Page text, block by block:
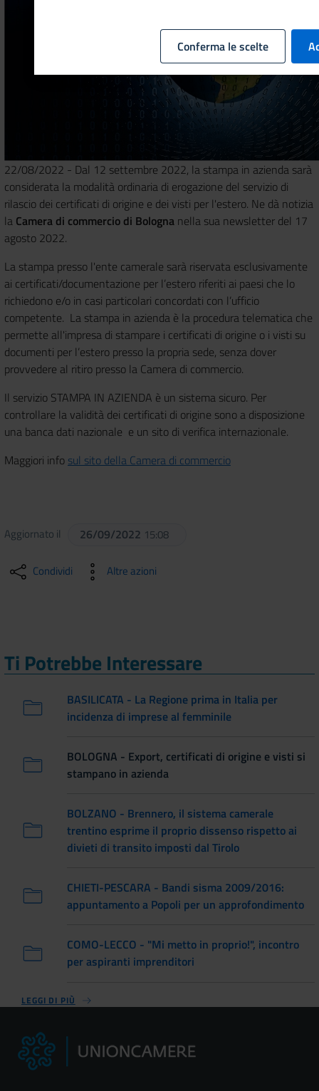
22/08/2022 - Dal 12 settembre 2022, la stampa in azienda sarà
considerata la modalità ordinaria di erogazione del servizio di
rilascio dei certificati di origine e dei visti per l'estero. Ne dà notizia
la Camera di commercio di Bologna nella sua newsletter del 17
agosto 2022.
La stampa presso l'ente camerale sarà riservata esclusivamente
ai certificati/documentazione per l’estero riferiti ai paesi che lo
richiedono e/o in casi particolari concordati con l’ufficio
competente. La stampa in azienda è la procedura telematica che
permette all'impresa di stampare i certificati di origine o i visti su
documenti per l’estero presso la propria sede, senza dover
provvedere al ritiro presso la Camera di commercio.
Il servizio STAMPA IN AZIENDA è un sistema sicuro. Per
controllare la validità dei certificati di origine sono a disposizione
una banca dati nazionale e un sito di verifica internazionale.
Maggiori info sul sito della Camera di commercio
Aggiornato il 26/09/2022 15:08
Condividi Altre azioni
Ti Potrebbe Interessare
BASILICATA - La Regione prima in Italia per
incidenza di imprese al femminile
BOLOGNA - Export, certificati di origine e visti si
stampano in azienda
BOLZANO - Brennero, il sistema camerale
trentino esprime il proprio dissenso rispetto ai
divieti di transito imposti dal Tirolo
CHIETI-PESCARA - Bandi sisma 2009/2016:
appuntamento a Popoli per un approfondimento
COMO-LECCO - "Mi metto in proprio!", incontro
per aspiranti imprenditori
LEGGI DI PIÙ
Conferma le scelte